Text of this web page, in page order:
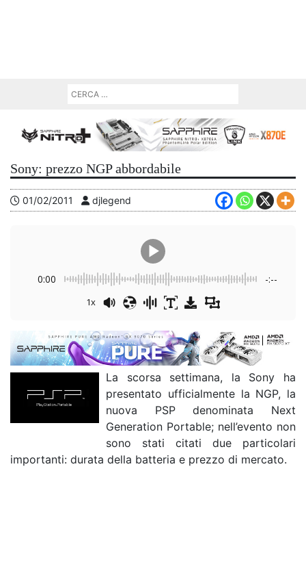
Sony: prezzo NGP abbordabile
01/02/2011 djlegend
0:00 -:--
1x
La scorsa settimana, la Sony ha
presentato ufficialmente la NGP, la
nuova PSP denominata Next
Generation Portable; nell’evento non
sono stati citati due particolari
importanti: durata della batteria e prezzo di mercato.